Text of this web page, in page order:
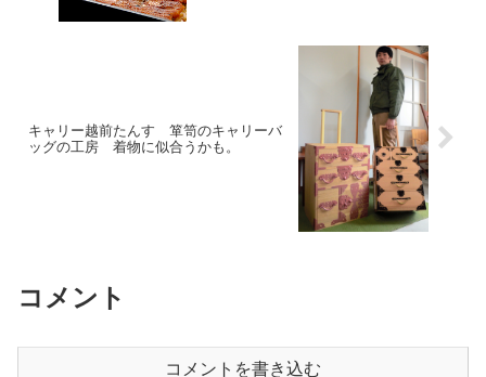
キャリー越前たんす 箪笥のキャリーバ
ッグの工房 着物に似合うかも。
コメント
コメントを書き込む